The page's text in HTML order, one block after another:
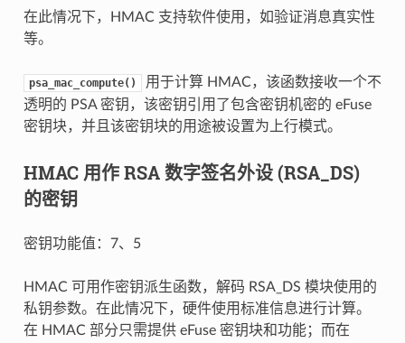
在此情况下，HMAC 支持软件使用，如验证消息真实性
等。
psa_mac_compute()
用于计算 HMAC，该函数接收一个不
透明的 PSA 密钥，该密钥引用了包含密钥机密的 eFuse
密钥块，并且该密钥块的用途被设置为上行模式。
HMAC 用作 RSA 数字签名外设 (RSA_DS)
的密钥
密钥功能值：7、5
HMAC 可用作密钥派生函数，解码 RSA_DS 模块使用的
私钥参数。在此情况下，硬件使用标准信息进行计算。
在 HMAC 部分只需提供 eFuse 密钥块和功能；而在